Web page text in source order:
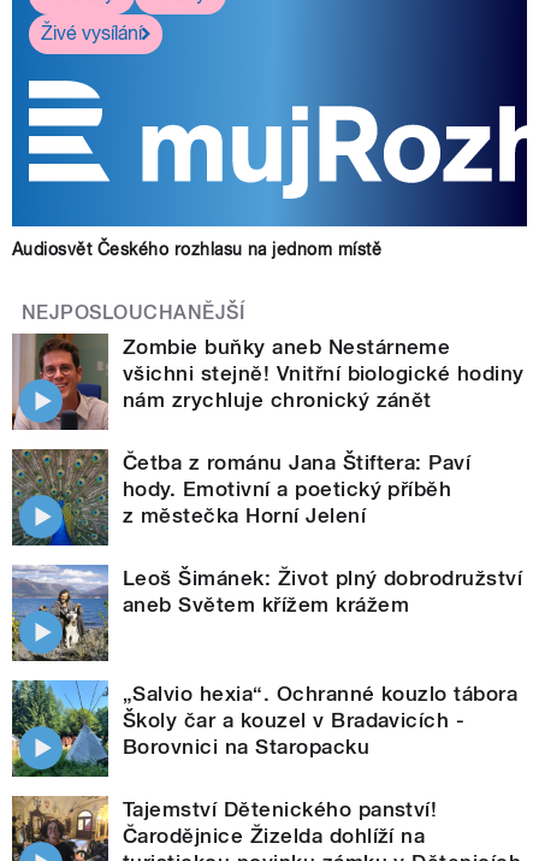
Živé vysílání
Audiosvět Českého rozhlasu na jednom místě
NEJPOSLOUCHANĚJŠÍ
Zombie buňky aneb Nestárneme
všichni stejně! Vnitřní biologické hodiny
nám zrychluje chronický zánět
Četba z románu Jana Štiftera: Paví
hody. Emotivní a poetický příběh
z městečka Horní Jelení
Leoš Šimánek: Život plný dobrodružství
aneb Světem křížem krážem
„Salvio hexia“. Ochranné kouzlo tábora
Školy čar a kouzel v Bradavicích -
Borovnici na Staropacku
Tajemství Dětenického panství!
Čarodějnice Žizelda dohlíží na